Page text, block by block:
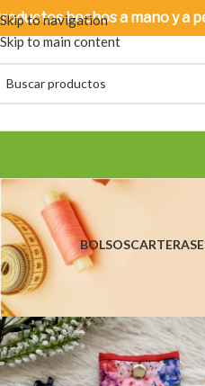
Skip to navigation
Skip to main content
hechos a mano y a
BOLSOSCARTERAS
Inicio/Productos disponibles